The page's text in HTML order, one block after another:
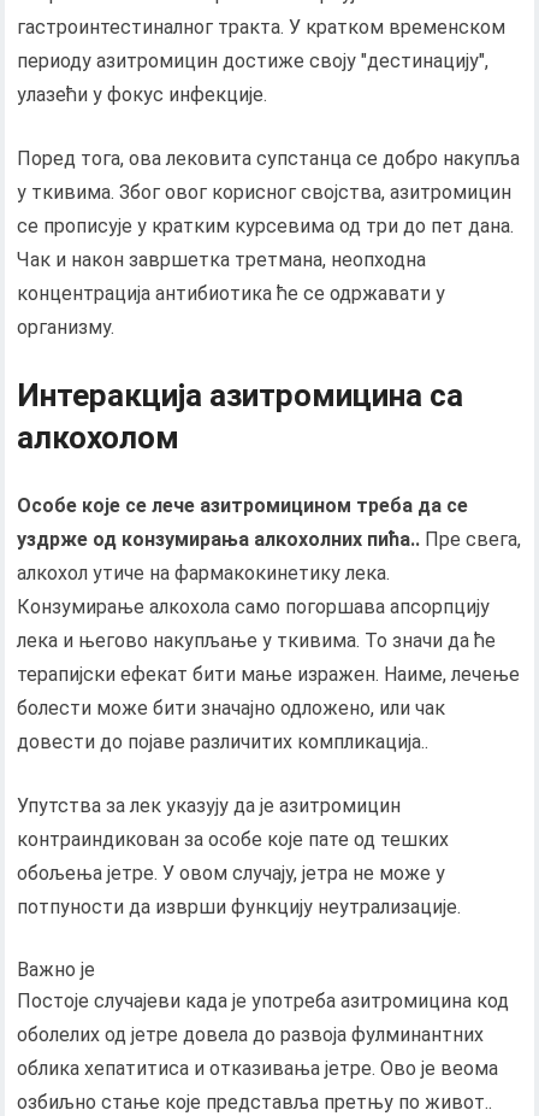
гастроинтестиналног тракта. У кратком временском
периоду азитромицин достиже своју "дестинацију",
улазећи у фокус инфекције.
Поред тога, ова лековита супстанца се добро накупља
у ткивима. Због овог корисног својства, азитромицин
се прописује у кратким курсевима од три до пет дана.
Чак и након завршетка третмана, неопходна
концентрација антибиотика ће се одржавати у
организму.
Интеракција азитромицина са
алкохолом
Особе које се лече азитромицином треба да се
уздрже од конзумирања алкохолних пића.. Пре свега,
алкохол утиче на фармакокинетику лека.
Конзумирање алкохола само погоршава апсорпцију
лека и његово накупљање у ткивима. То значи да ће
терапијски ефекат бити мање изражен. Наиме, лечење
болести може бити значајно одложено, или чак
довести до појаве различитих компликација..
Упутства за лек указују да је азитромицин
контраиндикован за особе које пате од тешких
обољења јетре. У овом случају, јетра не може у
потпуности да изврши функцију неутрализације.
Важно је
Постоје случајеви када је употреба азитромицина код
оболелих од јетре довела до развоја фулминантних
облика хепатитиса и отказивања јетре. Ово је веома
озбиљно стање које представља претњу по живот..